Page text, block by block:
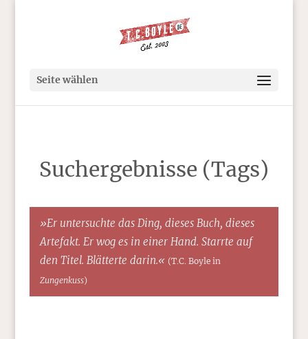
Seite wählen
Suchergebnisse (Tags)
»Er untersuchte das Ding, dieses Buch, dieses
Artefakt. Er wog es in einer Hand. Starrte auf
den Titel. Blätterte darin.« (T.C. Boyle in
Zungenkuss)